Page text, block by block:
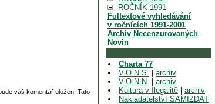
váš komentář uložen. Tato
ROČNÍK 1991
Fultextové vyhledávání
v ročnících 1991-2001
Archiv Necenzurovaných
Novin
Charta 77
V.O.N.S.
archiv
V.O.N.N.
archiv
Kultura v Ilegalitě
archiv
Nakladatelství SAMIZDAT